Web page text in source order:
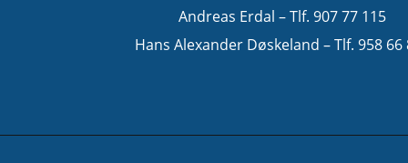
Andreas Erdal – Tlf. 907 77 115
Hans Alexander Døskeland – Tlf. 958 66